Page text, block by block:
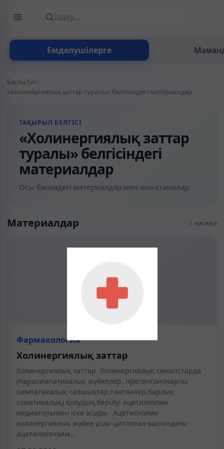
Емделушілерге
Сайттан іздеу
Басты бет/
«Холинергиялық заттар туралы» белгісіндегі материалдар
ТАҚЫРЫП БЕЛГІСІ
«Холинергиялық заттар
туралы» белгісіндегі
материалдар
Осы бөлімдегі материалдар мен анықтамалар.
Материалдар 1 нәтиже
Фармакология
Холинергиялық заттар
Холинергиялық заттар. Холинергиялық синапстарда
(парасимпатикалық жүйкелер, преганглионарлы
симпатикалық талшықтар,ганглилер,барлық
соматикалық) қозудың берілуі ацетилхолин
медиаторымен іске асады. Ацетилхолин
холинергиялық жүйке ұшы цитоплаз-масындағы
ацетилхоэнзим…